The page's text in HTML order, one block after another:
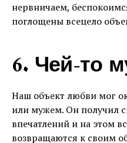
нервничаем,
поглощены всецело
6. Чей-то
Наш объект любви мог
или мужем. Он получил
впечатлений и на этом
возвращаются к своим